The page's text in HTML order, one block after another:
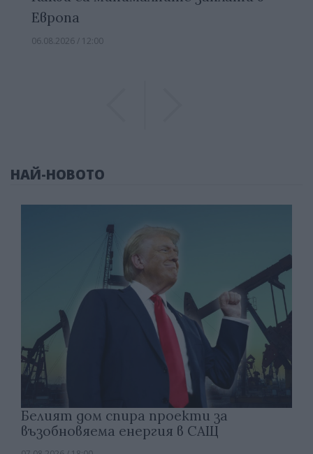
Европа
06.08.2026 / 12:00
НАЙ-НОВОТО
Белият дом спира проекти за
възобновяема енергия в САЩ